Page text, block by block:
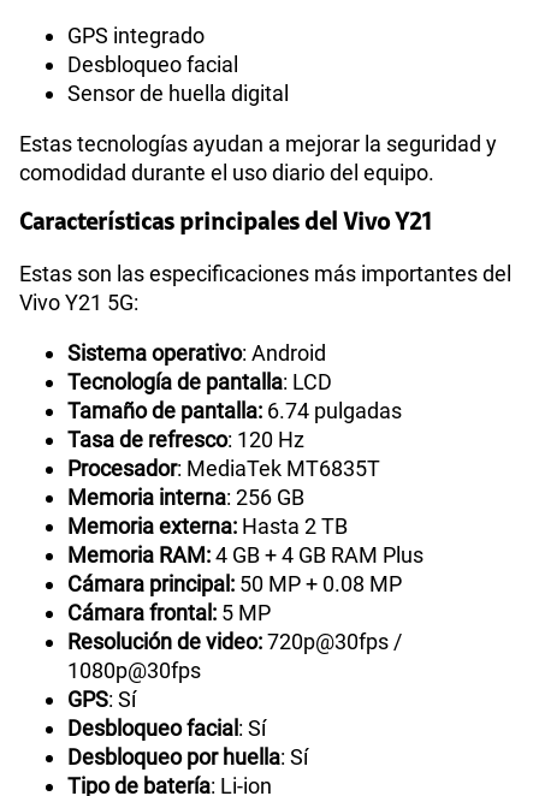
GPS integrado
Desbloqueo facial
Sensor de huella digital
Estas tecnologías ayudan a mejorar la seguridad y
comodidad durante el uso diario del equipo.
Características principales del Vivo Y21
Estas son las especificaciones más importantes del
Vivo Y21 5G:
Sistema operativo: Android
Tecnología de pantalla: LCD
Tamaño de pantalla: 6.74 pulgadas
Tasa de refresco: 120 Hz
Procesador: MediaTek MT6835T
Memoria interna: 256 GB
Memoria externa: Hasta 2 TB
Memoria RAM:4 GB + 4 GB RAM Plus
Cámara principal: 50 MP + 0.08 MP
Cámara frontal: 5 MP
Resolución de video:720p@30fps /
1080p@30fps
GPS: Sí
Desbloqueo facial : Sí
Desbloqueo por huella: Sí
Tipo de batería: Li-ion